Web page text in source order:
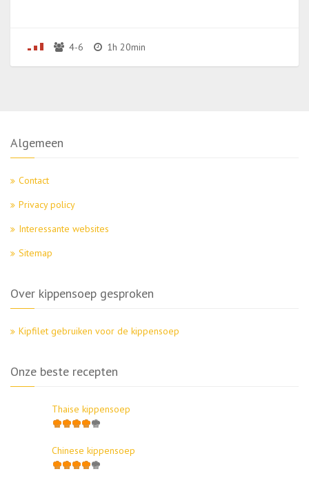
4-6 1h 20min
Algemeen
Contact
Privacy policy
Interessante websites
Sitemap
Over kippensoep gesproken
Kipfilet gebruiken voor de kippensoep
Onze beste recepten
Thaise kippensoep
Chinese kippensoep